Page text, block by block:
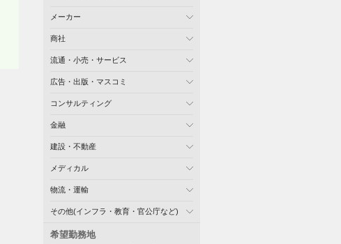
メーカー
商社
流通・小売・サービス
広告・出版・マスコミ
コンサルティング
金融
建設・不動産
メディカル
物流・運輸
その他(インフラ・教育・官公庁など)
希望勤務地